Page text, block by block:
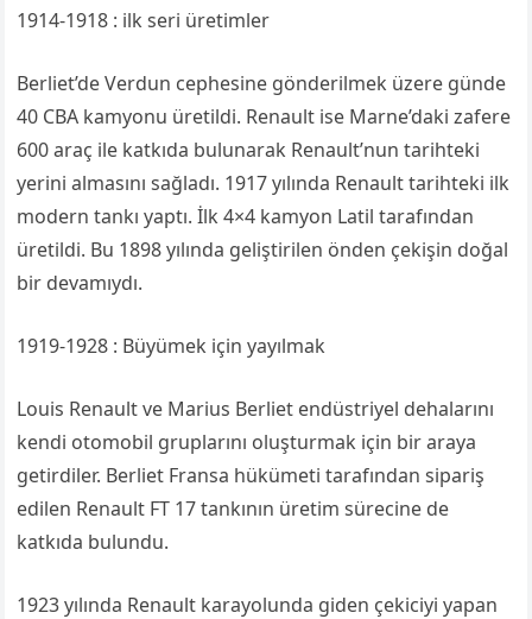
1914-1918 : ilk seri üretimler
Berliet’de Verdun cephesine gönderilmek üzere günde
40 CBA kamyonu üretildi. Renault ise Marne’daki zafere
600 araç ile katkıda bulunarak Renault’nun tarihteki
yerini almasını sağladı. 1917 yılında Renault tarihteki ilk
modern tankı yaptı. İlk 4×4 kamyon Latil tarafından
üretildi. Bu 1898 yılında geliştirilen önden çekişin doğal
bir devamıydı.
1919-1928 : Büyümek için yayılmak
Louis Renault ve Marius Berliet endüstriyel dehalarını
kendi otomobil gruplarını oluşturmak için bir araya
getirdiler. Berliet Fransa hükümeti tarafından sipariş
edilen Renault FT 17 tankının üretim sürecine de
katkıda bulundu.
1923 yılında Renault karayolunda giden çekiciyi yapan